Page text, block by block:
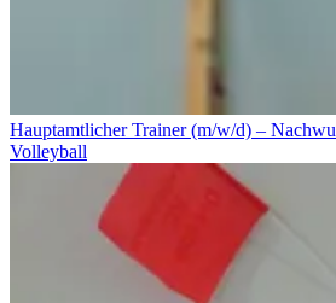
Hauptamtlicher Trainer (m/w/d) –
Volleyball